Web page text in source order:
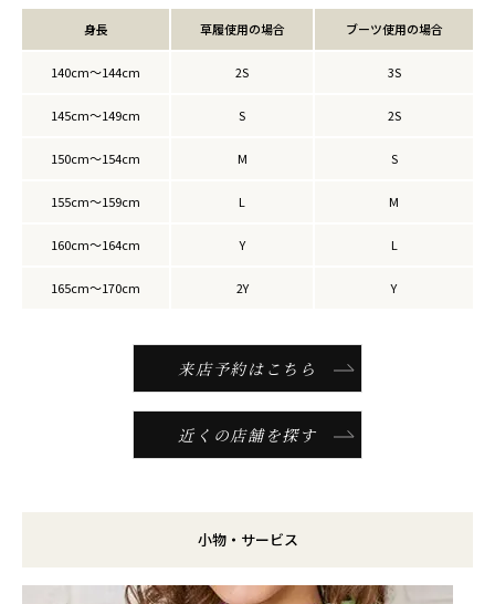
身長 草履使用の場合 ブーツ使用の場合
140cm～144cm 2S 3S
145cm～149cm S 2S
150cm～154cm M S
155cm～159cm L M
160cm～164cm Y L
165cm～170cm 2Y Y
来店予約はこちら
近くの店舗を探す
小物・サービス